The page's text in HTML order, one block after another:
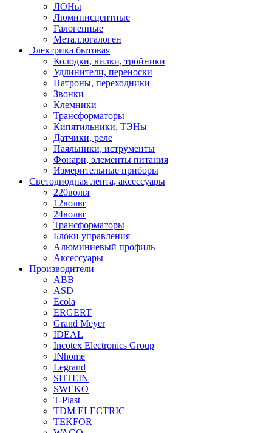
ЛОНы
Люминисцентные
Галогенные
Металлогалоген
Электрика бытовая
Колодки, вилки, тройники
Удлинители, переноски
Патроны, переходники
Звонки
Клемники
Трансформаторы
Кипятильники, ТЭНы
Датчики, реле
Паяльники, иструменты
Фонари, элементы питания
Измерительные приборы
Светодиодная лента, аксессуары
220вольт
12вольт
24вольт
Трансформаторы
Блоки управления
Алюминиевый профиль
Аксессуары
Производители
ABB
ASD
Ecola
ERGERT
Grand Meyer
IDEAL
Incotex Electronics Group
INhome
Legrand
SHTEIN
SWEKO
T-Plast
TDM ELECTRIC
TEKFOR